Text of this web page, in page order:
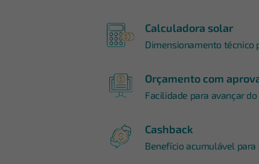
Calculadora solar
Dimensionamento técnico
Orçamento com
Facilidade para avançar
Cashback
Benefício acumulável para